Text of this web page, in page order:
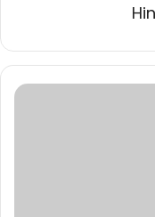
मुख्यमंत्री